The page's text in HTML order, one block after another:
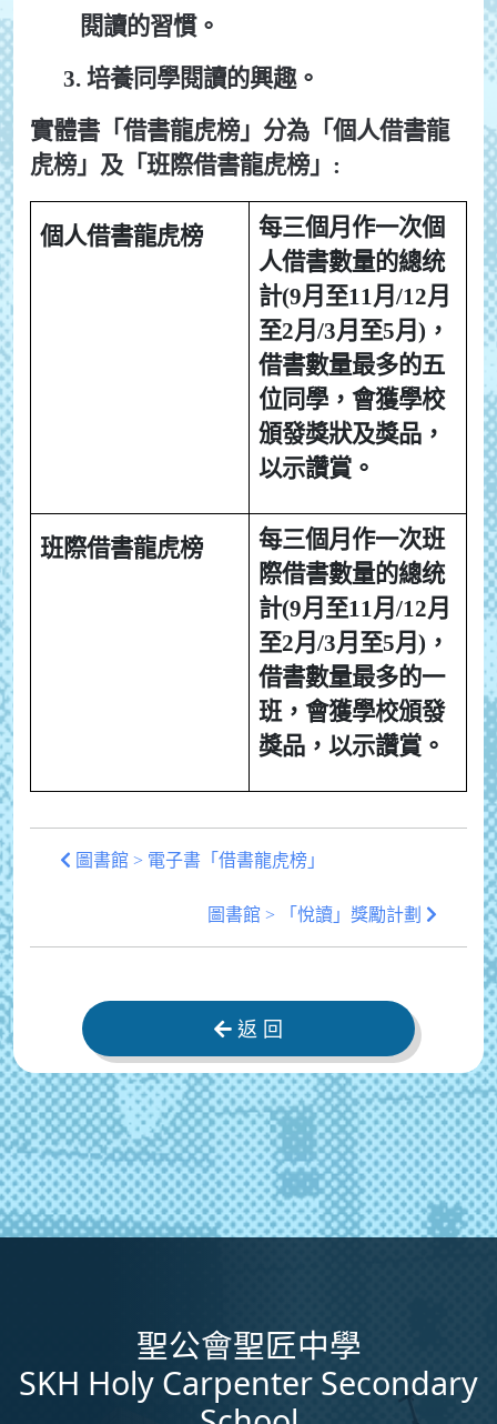
閱讀的習慣。
3. 培養同學閱讀的興趣。
實體書「借書龍虎榜」分為「個人借書龍
虎榜」及「班際借書龍虎榜」 :
個人借書龍虎榜
每三個月作一次個
人借書數量的總统
計(9月至11月/12月
至2月/3月至5月)，
借書數量最多的五
位同學，會獲學校
頒發獎狀及獎品，
以示讚賞。
班際借書龍虎榜
每三個月作一次班
際借書數量的總统
計(9月至11月/12月
至2月/3月至5月)，
借書數量最多的一
班，會獲學校頒發
獎品，以示讚賞。
圖書館 > 電子書「借書龍虎榜」
圖書館 > 「悅讀」獎勵計劃
返 回
聖公會聖匠中學
SKH Holy Carpenter Secondary